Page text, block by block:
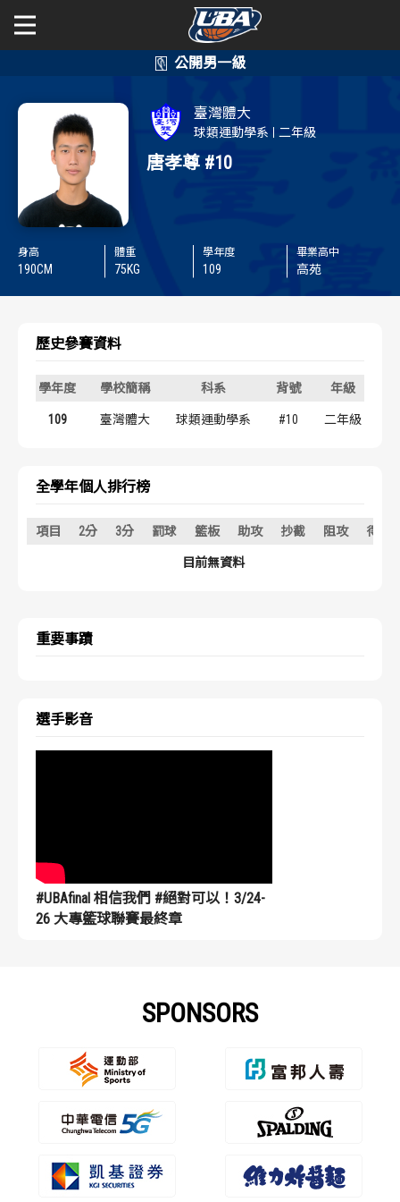
公開男一級 賽事資訊
賽程表
球隊資訊
歷屆冠軍
公開女一級
賽事資訊
賽程表
球隊資訊
歷屆冠軍
二級與一般組
新聞
臺灣體大
球類運動學系 二年級
唐孝尊 #10
身高
190CM
體重
75KG
學年度
109
畢業高中
高苑
歷史參賽資料
學年度 學校簡稱 科系 背號 年級
109 臺灣體大 球類運動學系 #10 二年級
全學年個人排行榜
項目 2分 3分 罰球 籃板 助攻 抄截 阻攻 得分
目前無資料
重要事蹟
選手影音
#UBAfinal 相信我們 #絕對可以！3/24-
26 大專籃球聯賽最終章
SPONSORS